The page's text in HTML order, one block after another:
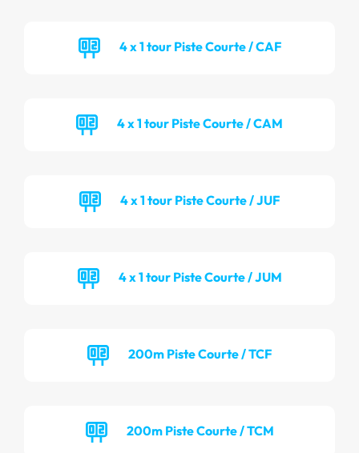
4 x 1 tour Piste Courte / CAF
4 x 1 tour Piste Courte / CAM
4 x 1 tour Piste Courte / JUF
4 x 1 tour Piste Courte / JUM
200m Piste Courte / TCF
200m Piste Courte / TCM